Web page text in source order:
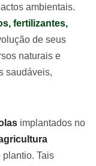
ambientais.
fertilizantes,
de seus
naturais e
saudáveis,
implantados no
Tais